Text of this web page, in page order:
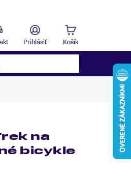
Prihlásiť Košík
na
bicykle